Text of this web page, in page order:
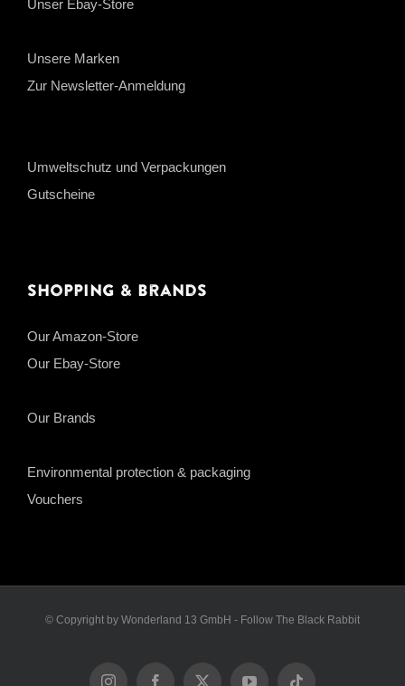
Unser Ebay-Store
Unsere Marken
Zur Newsletter-Anmeldung
Umweltschutz und Verpackungen
Gutscheine
Shopping & Brands
Our Amazon-Store
Our Ebay-Store
Our Brands
Environmental protection & packaging
Vouchers
© Copyright by Wonderland 13 GmbH - Follow The Black Rabbit